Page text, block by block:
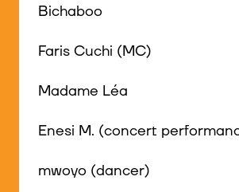
Bichaboo
Faris Cuchi (MC)
Madame Léa
Enesi M. (concert
mwoyo (dancer)